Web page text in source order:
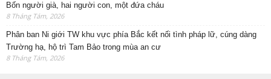
Bốn người già, hai người con, một đứa cháu
8 Tháng Tám, 2026
Phân ban Ni giới TW khu vực phía Bắc kết nối tình pháp lữ, cúng dàng
Trường hạ, hộ trì Tam Bảo trong mùa an cư
8 Tháng Tám, 2026